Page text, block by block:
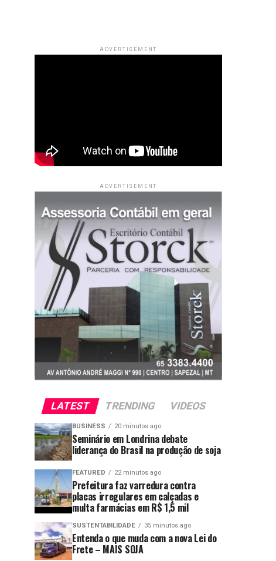
ADVERTISEMENT
ADVERTISEMENT
LATEST TRENDING VIDEOS
BUSINESS 20 minutos ago
Seminário em Londrina debate
liderança do Brasil na produção de soja
FEATURED 22 minutos ago
Prefeitura faz varredura contra
placas irregulares em calçadas e
multa farmácias em R$ 1,5 mil
SUSTENTABILIDADE 35 minutos ago
Entenda o que muda com a nova Lei do
Frete – MAIS SOJA